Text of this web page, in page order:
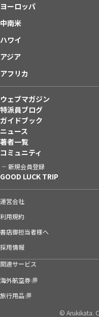
ヨーロッパ
中南米
ハワイ
アジア
アフリカ
ウェブマガジン
特派員ブログ
ガイドブック
ニュース
著者一覧
コミュニティ
新規会員登録
GOOD LUCK TRIP
運営会社
利用規約
書店御担当者様へ
採用情報
関連サービス
海外航空券
旅行用品
© Arukikata.